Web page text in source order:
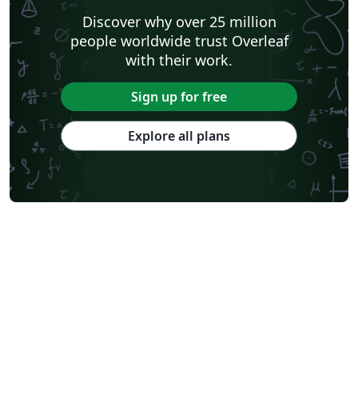
Discover why over 25 million
people worldwide trust Overleaf
with their work.
Sign up for free
Explore all plans